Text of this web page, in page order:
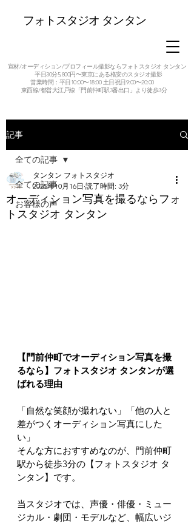
フォトスタジオ タンタン
宣材/オーディション/プロフィール撮影ならフォトスタジオ タンタン
平日30分5,800円〜東京にある格安のスタジオ撮影
営業時間：平日10:00〜18:00 土日祝日9:00〜20:00
東西線/都営大江戸線「門前仲町駅3番出口」より徒歩3分
記事
全ての記事
お客様の声
全ての記事
オーディション写真を撮るならフォ
トスタジオ タンタン
タンタン フォトスタジオ
2025年10月16日 読了時間: 3分
【門前仲町でオーディション写真を撮
るなら】フォトスタジオ タンタンが選
ばれる理由
「自然な笑顔が撮れない」「他の人と
差がつくオーディション写真にした
い」
そんな方におすすめなのが、門前仲町
駅から徒歩3分の【フォトスタジオ タ
ンタン】です。
当スタジオでは、声優・俳優・ミュー
ジカル・劇団・モデルなど、幅広いジ